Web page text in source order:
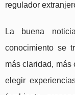
regulador
La buena
conocimiento se
más claridad, más
elegir